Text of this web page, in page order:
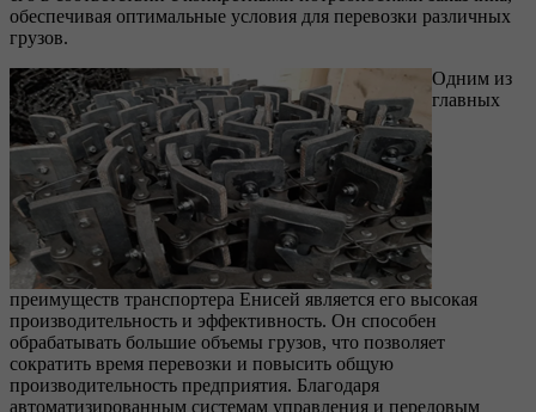
обеспечивая оптимальные условия для перевозки различных
грузов.
Одним из
главных
преимуществ транспортера Енисей является его высокая
производительность и эффективность. Он способен
обрабатывать большие объемы грузов, что позволяет
сократить время перевозки и повысить общую
производительность предприятия. Благодаря
автоматизированным системам управления и передовым